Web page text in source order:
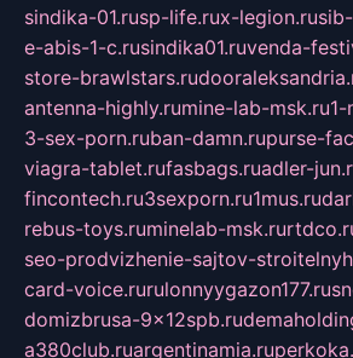
sindika-01.rusp-life.rux-legion.ru
e-abis-1-c.rusindika01.ruvenda-
store-brawlstars.ru
antenna-highly.rumine-lab-msk.ru1-
3-sex-porn.ruban-damn.rupurse-
viagra-tablet.rufasbags.ruadler-
fincontech.ru3sexporn.ru1mus.ru
rebus-toys.ruminelab-msk.ru
seo-prodvizhenie-sajtov-
card-voice.rurulonnyygazon177.ru
domizbrusa-9x12spb.ru
a380club.ruargentinamia.ru